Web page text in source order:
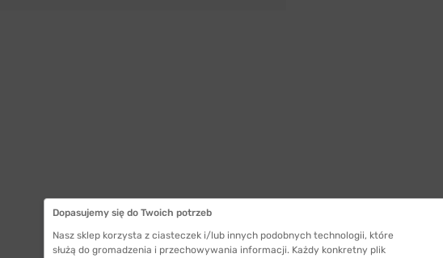
Dopasujemy się do Twoich potrzeb
Nasz sklep korzysta z ciasteczek i/lub innych podobnych technologii, które
służą do gromadzenia i przechowywania informacji. Każdy konkretny plik